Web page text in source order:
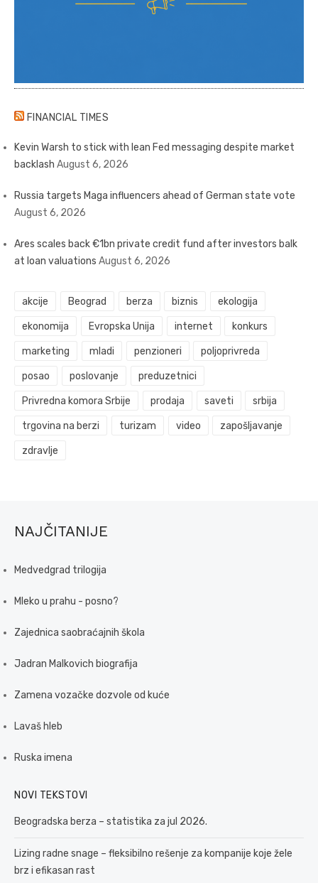
FINANCIAL TIMES
Kevin Warsh to stick with lean Fed messaging despite market
backlash August 6, 2026
Russia targets Maga influencers ahead of German state vote
August 6, 2026
Ares scales back €1bn private credit fund after investors balk
at loan valuations August 6, 2026
akcije Beograd berza biznis ekologija
ekonomija Evropska Unija internet konkurs
marketing mladi penzioneri poljoprivreda
posao poslovanje preduzetnici
Privredna komora Srbije prodaja saveti srbija
trgovina na berzi turizam video zapošljavanje
zdravlje
NAJČITANIJE
Medvedgrad trilogija
Mleko u prahu - posno?
Zajednica saobraćajnih škola
Jadran Malkovich biografija
Zamena vozačke dozvole od kuće
Lavaš hleb
Ruska imena
NOVI TEKSTOVI
Beogradska berza – statistika za jul 2026.
Lizing radne snage – fleksibilno rešenje za kompanije koje žele
brz i efikasan rast